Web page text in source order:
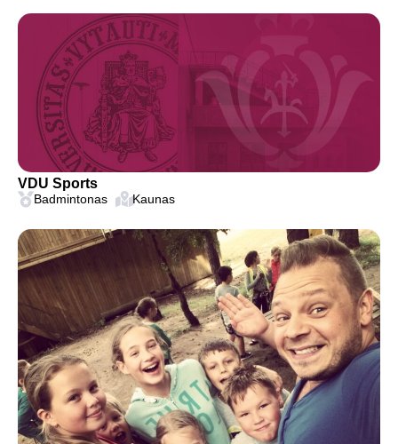
VDU Sports
Badmintonas Kaunas